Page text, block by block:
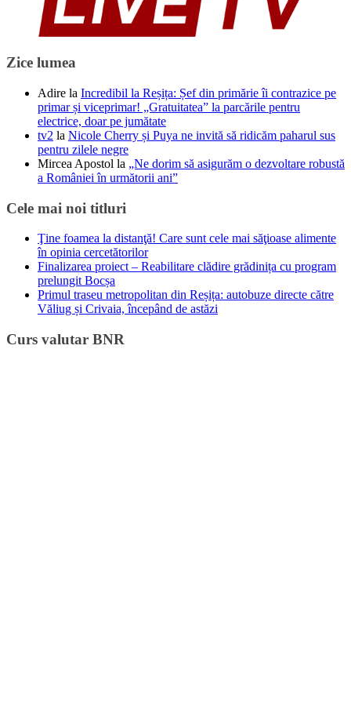
Zice lumea
Adire la Incredibil la Reșița: Șef din primărie îi contrazice pe
primar și viceprimar! „Gratuitatea” la parcările pentru
electrice, doar pe jumătate
tv2 la Nicole Cherry și Puya ne invită să ridicăm paharul sus
pentru zilele negre
Mircea Apostol la „Ne dorim să asigurăm o dezvoltare robustă
a României în următorii ani”
Cele mai noi titluri
Ţine foamea la distanţă! Care sunt cele mai săţioase alimente
în opinia cercetătorilor
Finalizarea proiect – Reabilitare clădire grădinița cu program
prelungit Bocșa
Primul traseu metropolitan din Reșița: autobuze directe către
Văliug și Crivaia, începând de astăzi
Curs valutar BNR